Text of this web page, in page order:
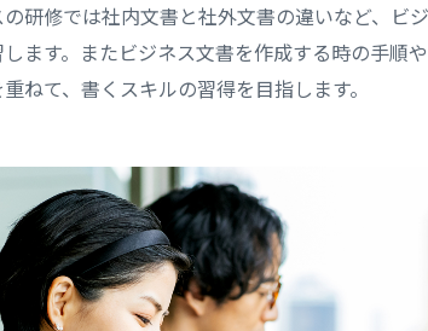
研修では社内文書と社外文書の違いなど、ビ
ます。またビジネス文書を作成する時の手順
ねて、書くスキルの習得を目指します。